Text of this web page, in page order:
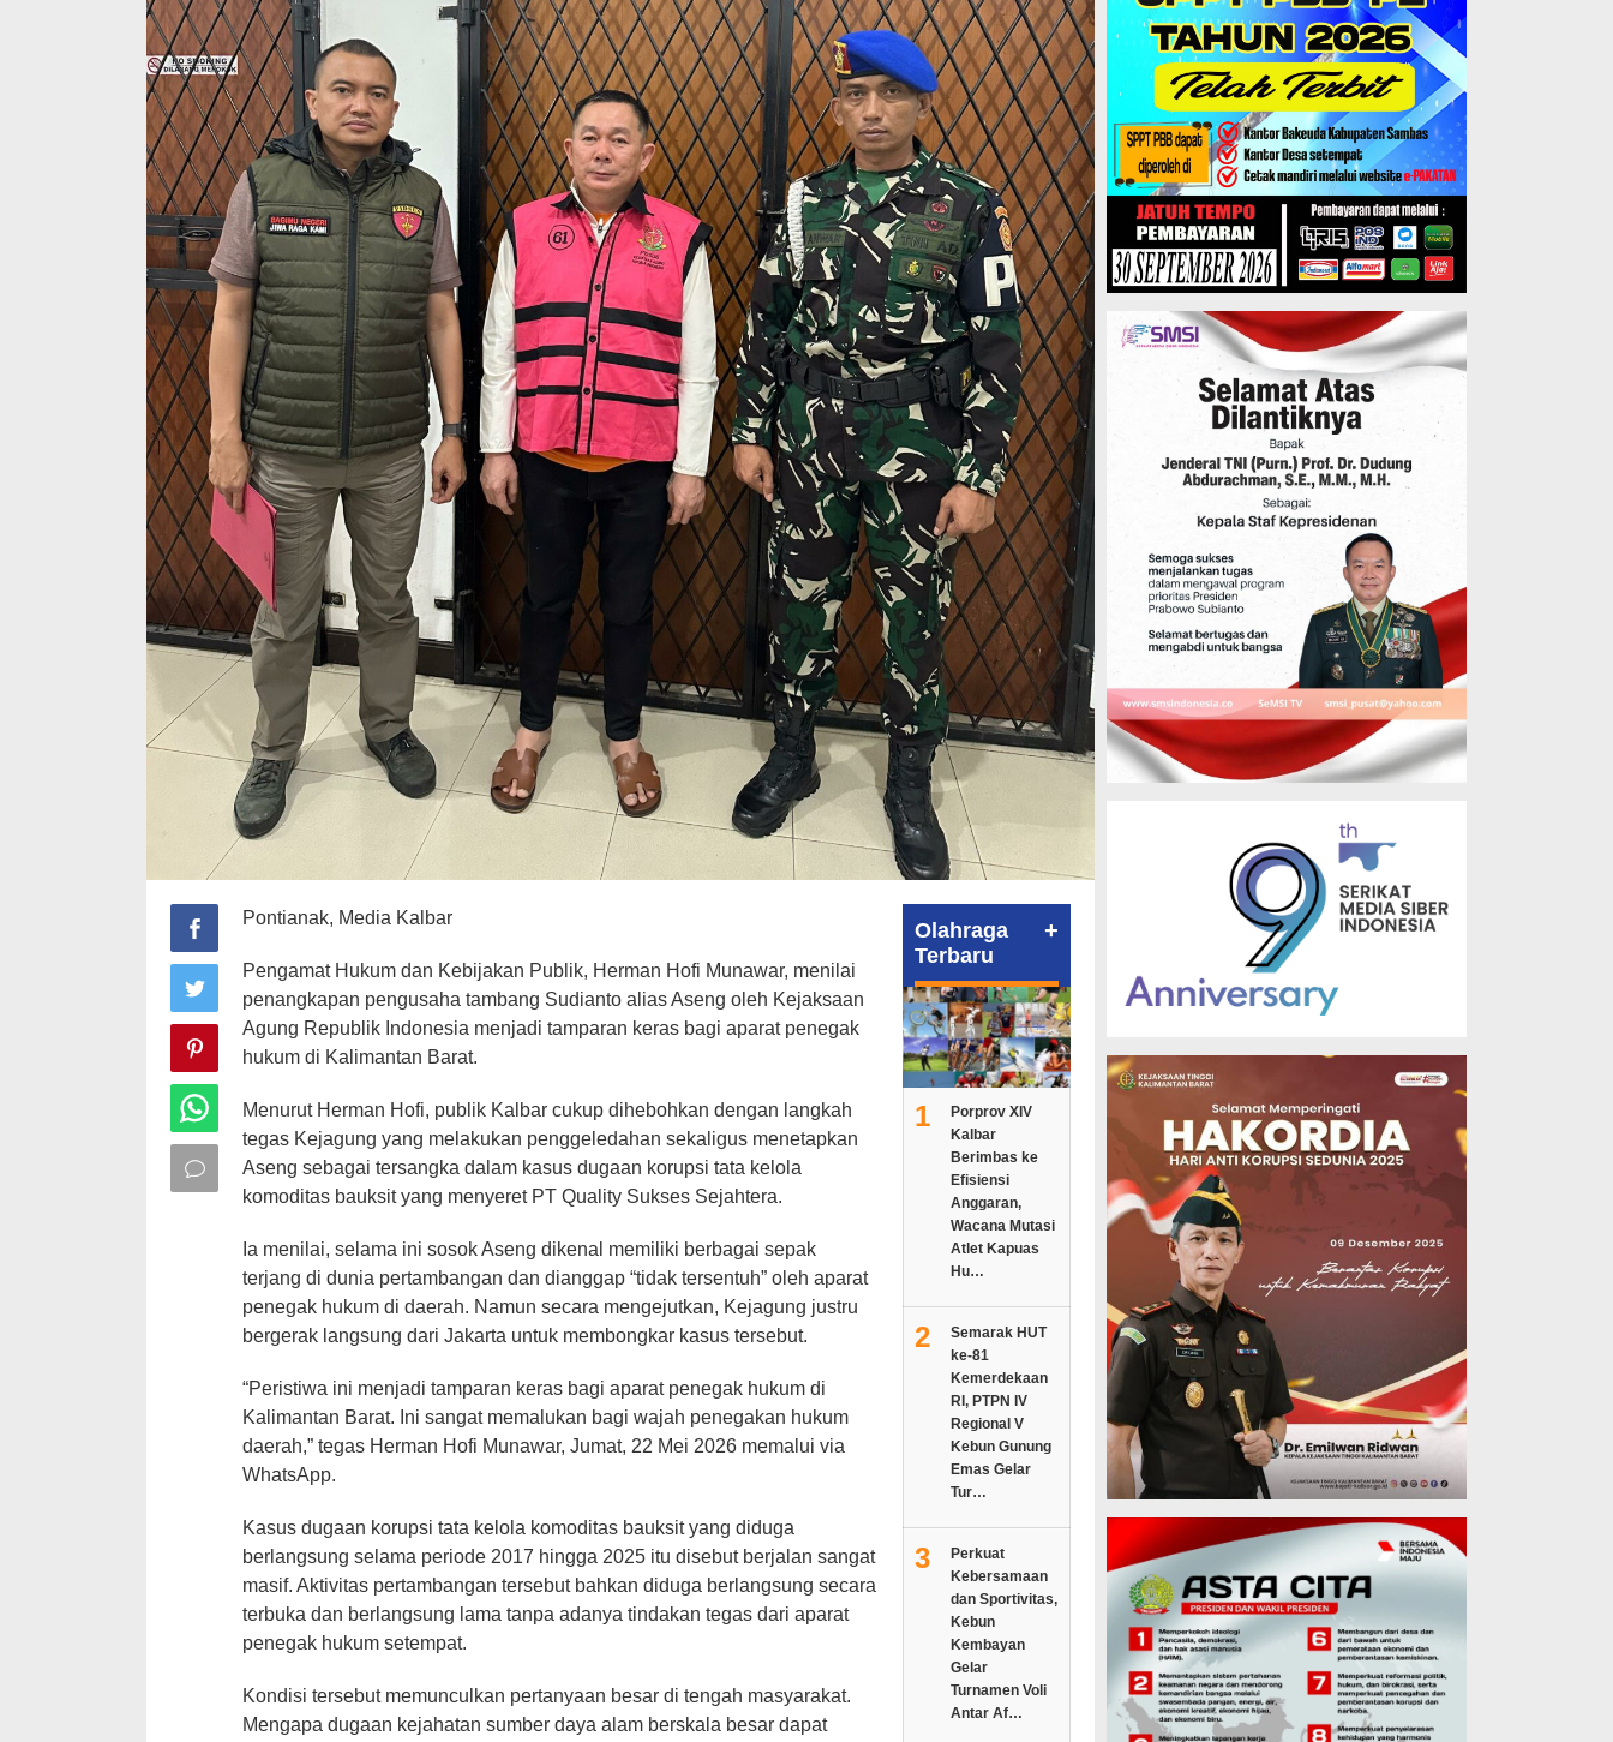
Pontianak, Media Kalbar
Pengamat Hukum dan Kebijakan Publik, Herman Hofi Munawar, menilai
penangkapan pengusaha tambang Sudianto alias Aseng oleh Kejaksaan
Agung Republik Indonesia menjadi tamparan keras bagi aparat penegak
hukum di Kalimantan Barat.
Menurut Herman Hofi, publik Kalbar cukup dihebohkan dengan langkah
tegas Kejagung yang melakukan penggeledahan sekaligus menetapkan
Aseng sebagai tersangka dalam kasus dugaan korupsi tata kelola
komoditas bauksit yang menyeret PT Quality Sukses Sejahtera.
Ia menilai, selama ini sosok Aseng dikenal memiliki berbagai sepak
terjang di dunia pertambangan dan dianggap “tidak tersentuh” oleh aparat
penegak hukum di daerah. Namun secara mengejutkan, Kejagung justru
bergerak langsung dari Jakarta untuk membongkar kasus tersebut.
“Peristiwa ini menjadi tamparan keras bagi aparat penegak hukum di
Kalimantan Barat. Ini sangat memalukan bagi wajah penegakan hukum
daerah,” tegas Herman Hofi Munawar, Jumat, 22 Mei 2026 memalui via
WhatsApp.
Kasus dugaan korupsi tata kelola komoditas bauksit yang diduga
berlangsung selama periode 2017 hingga 2025 itu disebut berjalan sangat
masif. Aktivitas pertambangan tersebut bahkan diduga berlangsung secara
terbuka dan berlangsung lama tanpa adanya tindakan tegas dari aparat
penegak hukum setempat.
Kondisi tersebut memunculkan pertanyaan besar di tengah masyarakat.
Mengapa dugaan kejahatan sumber daya alam berskala besar dapat
Olahraga
Terbaru
+
1
Porprov XIV
Kalbar
Berimbas ke
Efisiensi
Anggaran,
Wacana Mutasi
Atlet Kapuas
Hu…
2
Semarak HUT
ke-81
Kemerdekaan
RI, PTPN IV
Regional V
Kebun Gunung
Emas Gelar
Tur…
3
Perkuat
Kebersamaan
dan Sportivitas,
Kebun
Kembayan
Gelar
Turnamen Voli
Antar Af…